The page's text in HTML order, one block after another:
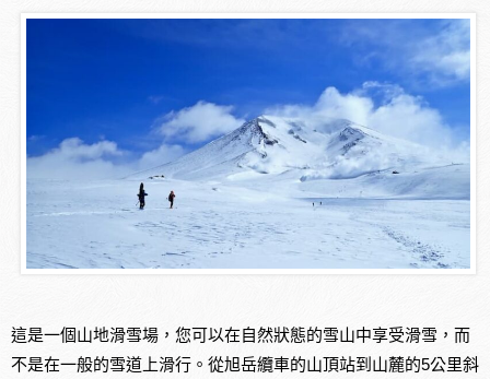
這是一個山地滑雪場，您可以在自然狀態的雪山中享受滑雪，而
不是在一般的雪道上滑行。從旭岳纜車的山頂站到山麓的5公里斜